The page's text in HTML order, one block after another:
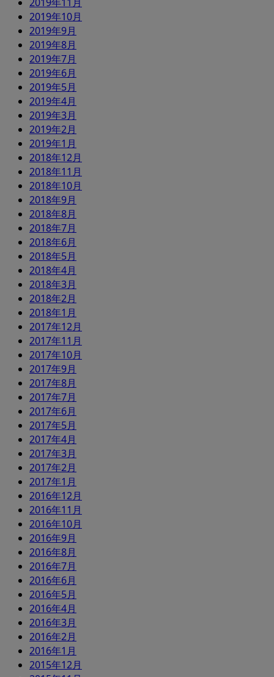
2019年10月
2019年9月
2019年8月
2019年7月
2019年6月
2019年5月
2019年4月
2019年3月
2019年2月
2019年1月
2018年12月
2018年11月
2018年10月
2018年9月
2018年8月
2018年7月
2018年6月
2018年5月
2018年4月
2018年3月
2018年2月
2018年1月
2017年12月
2017年11月
2017年10月
2017年9月
2017年8月
2017年7月
2017年6月
2017年5月
2017年4月
2017年3月
2017年2月
2017年1月
2016年12月
2016年11月
2016年10月
2016年9月
2016年8月
2016年7月
2016年6月
2016年5月
2016年4月
2016年3月
2016年2月
2016年1月
2015年12月